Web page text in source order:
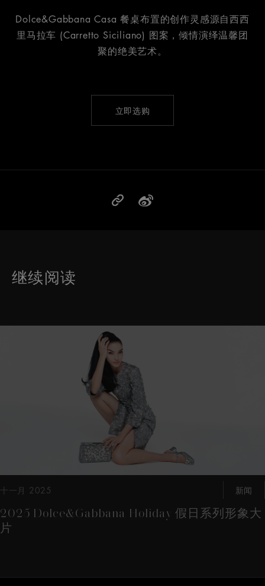
Dolce&Gabbana Casa 餐桌布置的创作灵感源自西西
里马拉车 (Carretto Siciliano) 图案，倾情演绎温馨团
聚的绝美艺术。
立即选购
继续阅读
这是带有可以左右移动幻灯片 的轮播图。有些图片有放大
十一月 2025 新闻
2025 Dolce&Gabbana Holiday 假日系列形象大
片